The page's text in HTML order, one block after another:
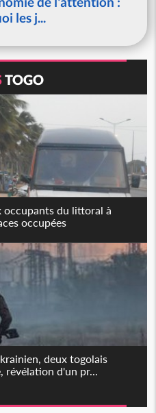
les j...
TOGO
occupants du littoral à
occupées
deux togolais
révélation d'un pr...